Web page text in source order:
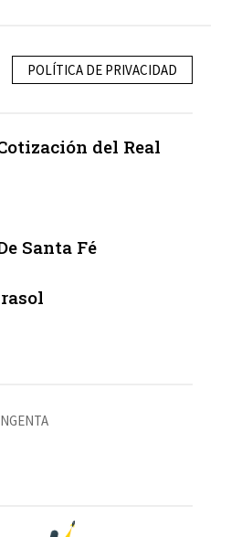
POLÍTICA DE PRIVACIDAD
del Real
Santa Fé